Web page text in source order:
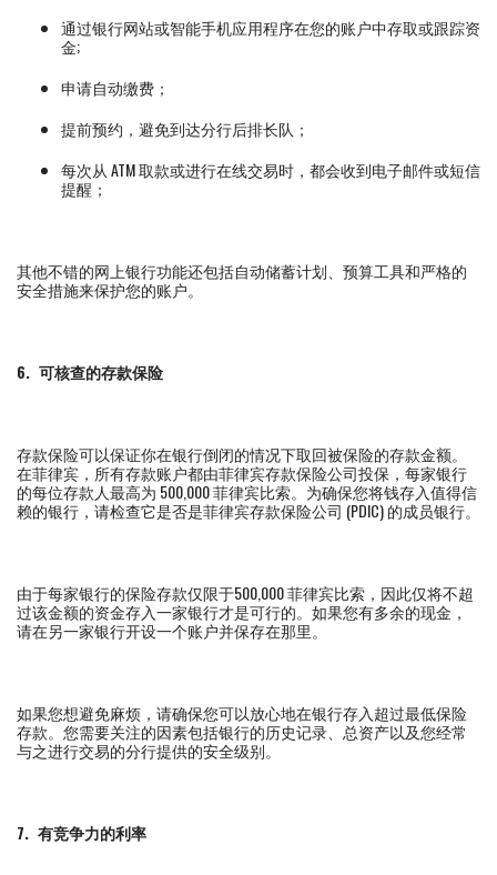
通过银行网站或智能手机应用程序在您的账户中存取或跟踪资
金;
申请自动缴费；
提前预约，避免到达分行后排长队；
每次从 ATM 取款或进行在线交易时，都会收到电子邮件或短信
提醒；
其他不错的网上银行功能还包括自动储蓄计划、预算工具和严格的
安全措施来保护您的账户。
6. 可核查的存款保险
存款保险可以保证你在银行倒闭的情况下取回被保险的存款金额。
在菲律宾，所有存款账户都由菲律宾存款保险公司投保，每家银行
的每位存款人最高为 500,000 菲律宾比索。为确保您将钱存入值得信
赖的银行，请检查它是否是菲律宾存款保险公司 (PDIC) 的成员银行。
由于每家银行的保险存款仅限于500,000 菲律宾比索，因此仅将不超
过该金额的资金存入一家银行才是可行的。如果您有多余的现金，
请在另一家银行开设一个账户并保存在那里。
如果您想避免麻烦，请确保您可以放心地在银行存入超过最低保险
存款。您需要关注的因素包括银行的历史记录、总资产以及您经常
与之进行交易的分行提供的安全级别。
7. 有竞争力的利率